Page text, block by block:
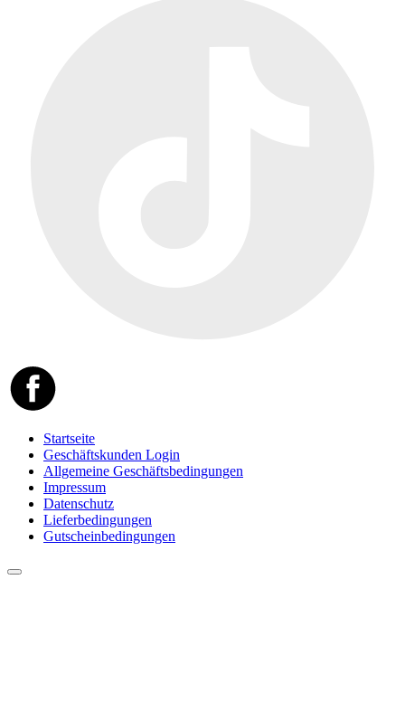
Startseite
Geschäftskunden Login
Allgemeine Geschäftsbedingungen
Impressum
Datenschutz
Lieferbedingungen
Gutscheinbedingungen